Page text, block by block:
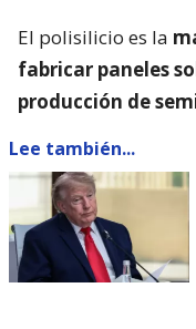
El polisilicio es la
fabricar paneles
producción de
Lee también...